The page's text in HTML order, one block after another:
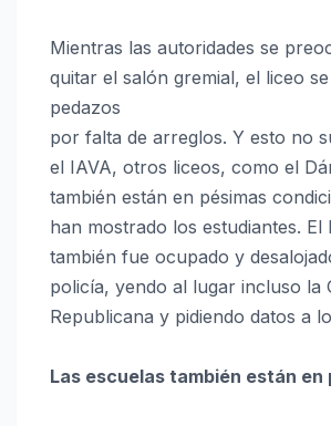
Mientras las autoridades se
quitar el salón gremial, el liceo
pedazos
por falta de arreglos. Y esto no
el IAVA, otros liceos, como el
también están en pésimas
han mostrado los estudiantes. El
también fue ocupado y
policía, yendo al lugar incluso la
Republicana y pidiendo datos a
Las escuelas también están en